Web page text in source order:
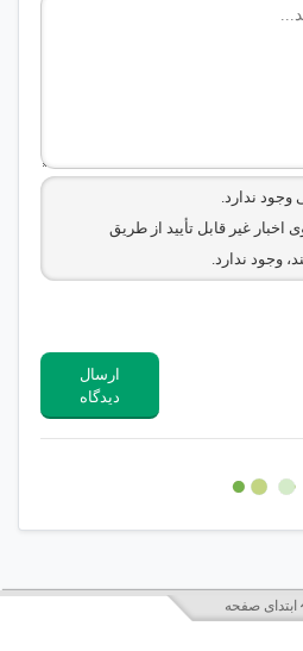
وجود ندارد.
اخبار غیر قابل تأیید از طریق
وجود ندارد.
وجود ندارد.
که به هر طریقی قصد مأیوس کردن
به سایر افراد (مسئول و غیر مسئول)
ملاقات حضوری چه به صورت دسته
ارسال
دیدگاه
ابتدای صفحه